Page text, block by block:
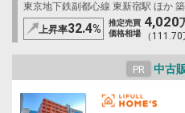
東京地下鉄副都心線 東新宿駅 ほか
上昇率32.4%
推定売買
価格相場
4,020
（
PR 中古